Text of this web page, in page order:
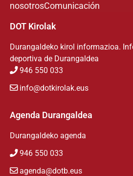
nosotrosComunicación
DOT Kirolak
Durangaldeko kirol informazioa.
deportiva de Durangaldea
946 550 033
info@dotkirolak.eus
Agenda Durangaldea
Durangaldeko agenda
946 550 033
agenda@dotb.eus